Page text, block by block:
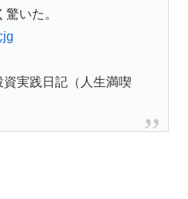
いた。
実践日記（人生満喫